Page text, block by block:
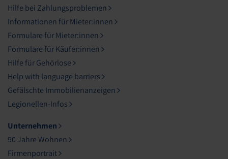
Hilfe bei Zahlungsproblemen
Informationen für Mieter:innen
Formulare für Mieter:innen
Formulare für Käufer:innen
Hilfe für Gehörlose
Help with language barriers
Gefälschte Immobilienanzeigen
Legionellen-Infos
Unternehmen
90 Jahre Wohnen
Firmenportrait